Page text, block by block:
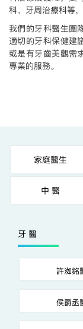
科、牙周治療科等
我們的牙科醫生團
適切的牙科保健建
或是有牙齒美觀需
專業的服務。
家庭醫生
中 醫
牙 醫
許洳銘
侯爵丞